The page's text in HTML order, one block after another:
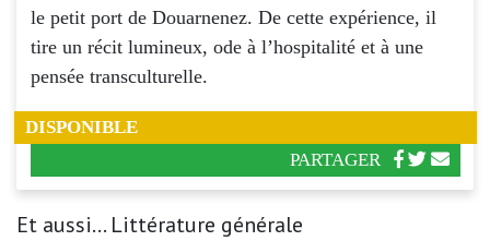
le petit port de Douarnenez. De cette expérience, il
tire un récit lumineux, ode à l’hospitalité et à une
pensée transculturelle.
DISPONIBLE
PARTAGER
Et aussi... Littérature générale